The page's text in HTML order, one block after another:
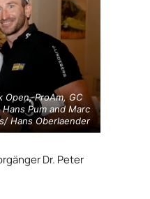
Open, ProAm, GC
Pum and Marc
Hans Oberlaender
Dr. Peter